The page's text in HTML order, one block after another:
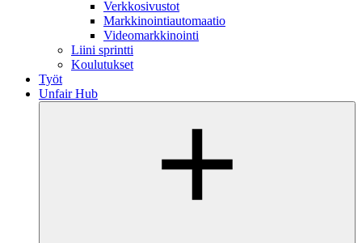
Verkkosivustot
Markkinointiautomaatio
Videomarkkinointi
Liini sprintti
Koulutukset
Työt
Unfair Hub